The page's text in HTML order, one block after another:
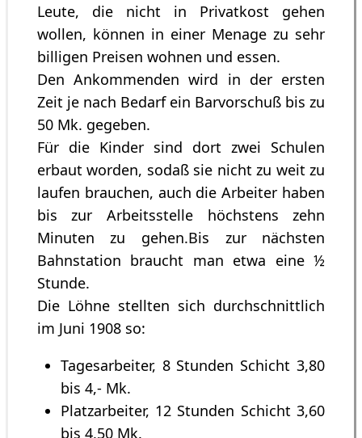
Leute, die nicht in Privatkost gehen
wollen, können in einer Menage zu sehr
billigen Preisen wohnen und essen.
Den Ankommenden wird in der ersten
Zeit je nach Bedarf ein Barvorschuß bis zu
50 Mk. gegeben.
Für die Kinder sind dort zwei Schulen
erbaut worden, sodaß sie nicht zu weit zu
laufen brauchen, auch die Arbeiter haben
bis zur Arbeitsstelle höchstens zehn
Minuten zu gehen.Bis zur nächsten
Bahnstation braucht man etwa eine ½
Stunde.
Die Löhne stellten sich durchschnittlich
im Juni 1908 so:
Tagesarbeiter, 8 Stunden Schicht 3,80
bis 4,- Mk.
Platzarbeiter, 12 Stunden Schicht 3,60
bis 4,50 Mk.